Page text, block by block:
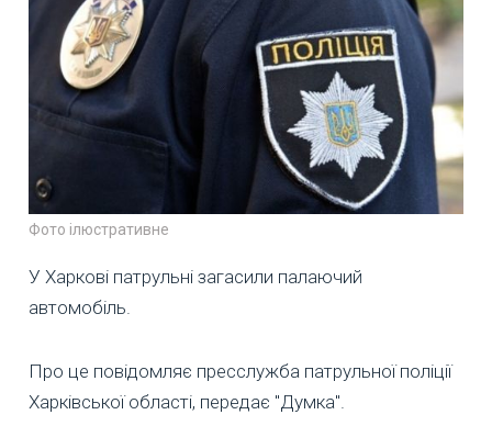
Фото ілюстративне
У Харкові патрульні загасили палаючий
автомобіль.
Про це повідомляє пресслужба патрульної поліції
Харківської області, передає "Думка".